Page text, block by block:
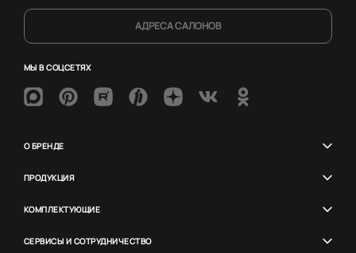
АДРЕСА САЛОНОВ
МЫ В СОЦСЕТЯХ
О БРЕНДЕ
ПРОДУКЦИЯ
КОМПЛЕКТУЮЩИЕ
СЕРВИСЫ И СОТРУДНИЧЕСТВО